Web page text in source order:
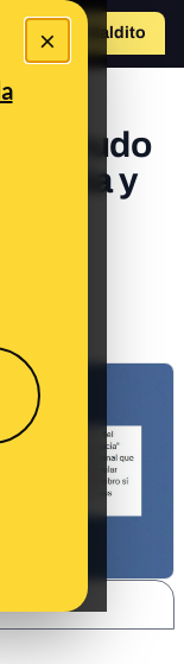
×
Hazte Maldito
Escudo
y